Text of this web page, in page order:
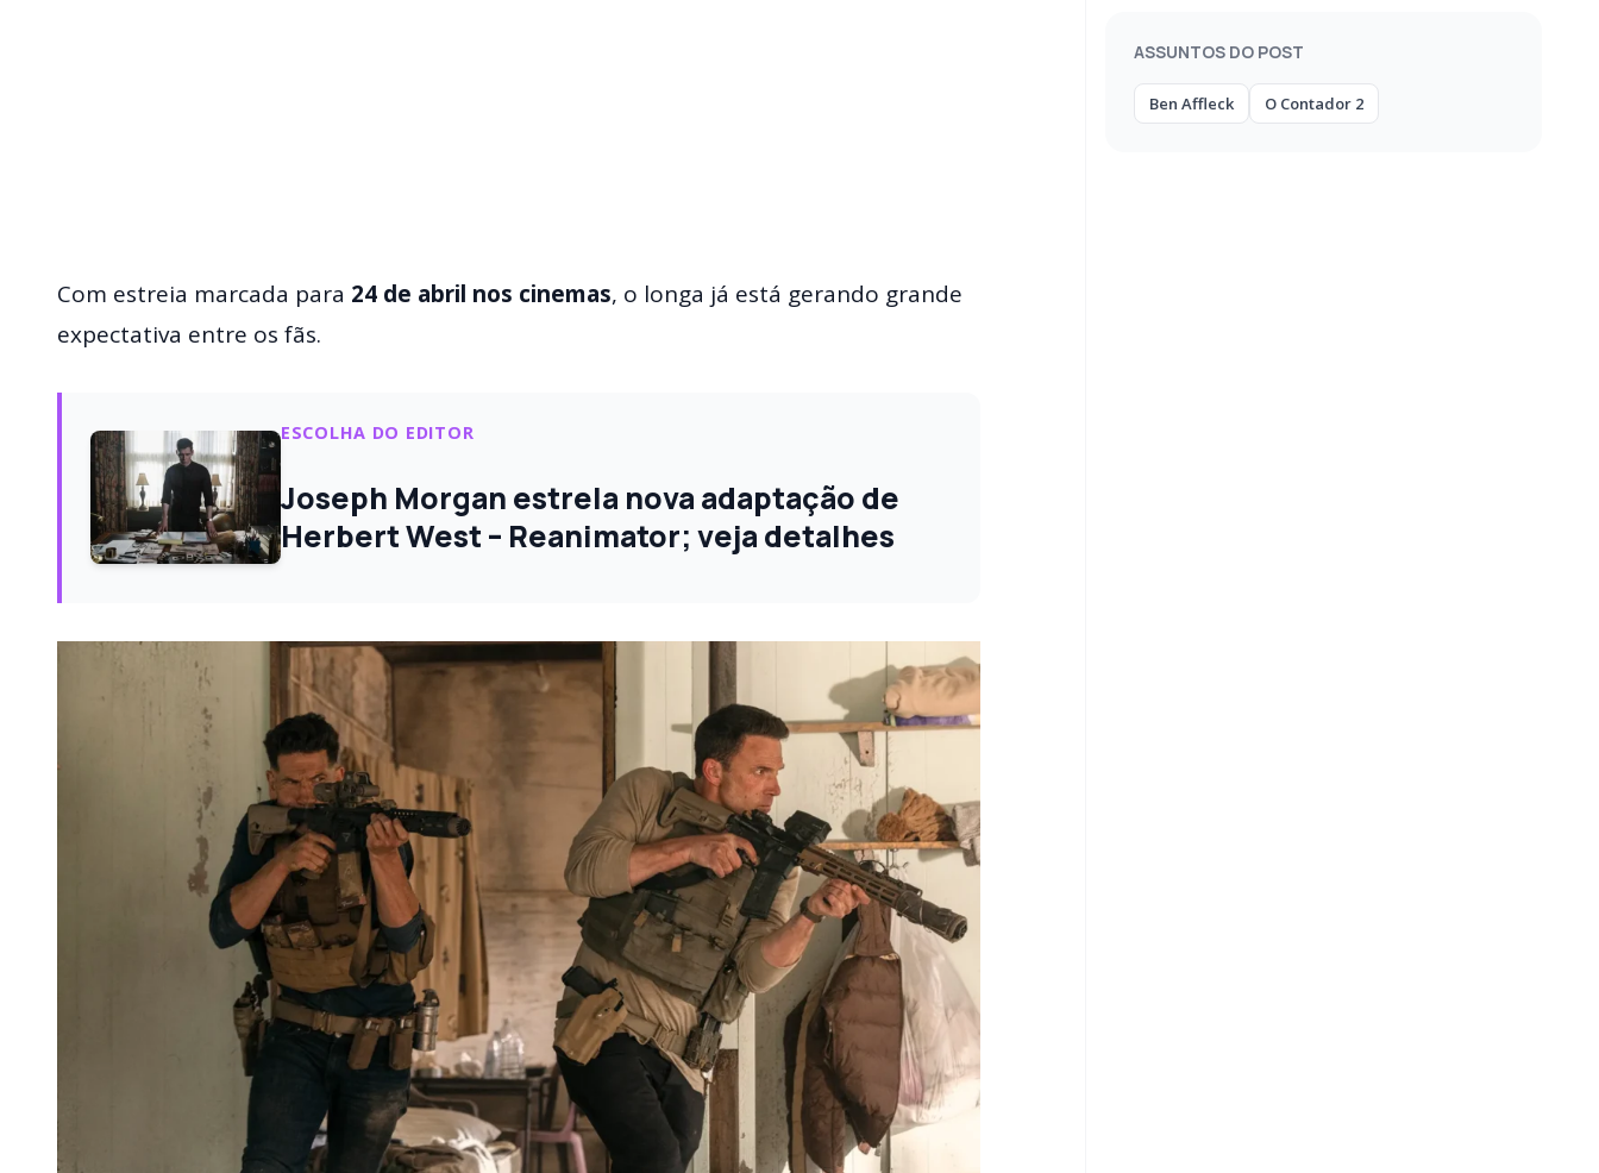
Com estreia marcada para 24 de abril nos cinemas, o longa já está gerando grande
expectativa entre os fãs.
ESCOLHA DO EDITOR
Joseph Morgan estrela nova adaptação de
Herbert West – Reanimator; veja detalhes
ASSUNTOS DO POST
Ben Affleck O Contador 2